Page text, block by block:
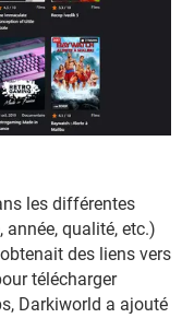
les différentes
qualité, etc.)
des liens vers
télécharger
Darkiworld a ajouté